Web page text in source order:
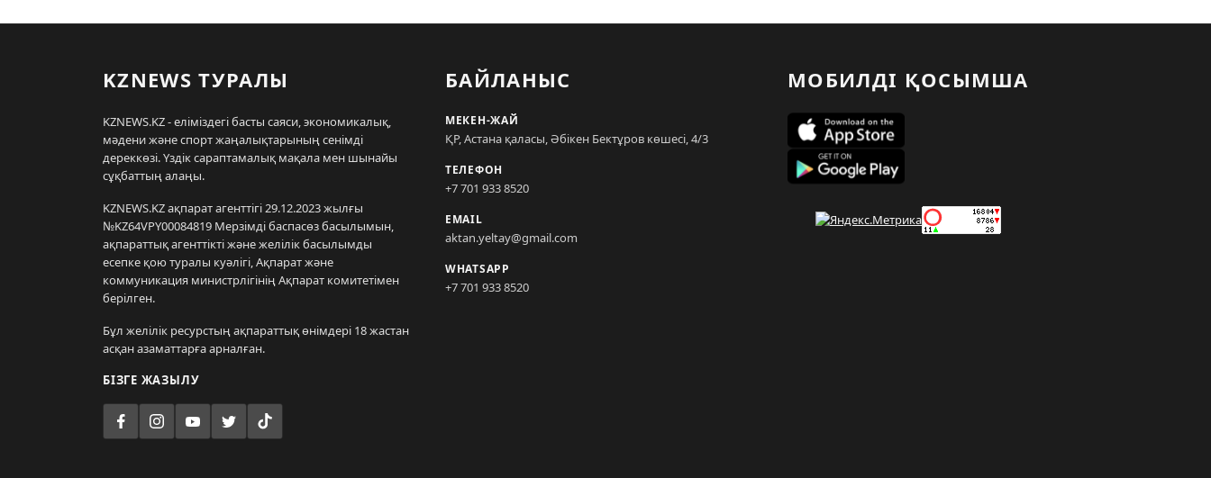
KZNEWS ТУРАЛЫ
KZNEWS.KZ - еліміздегі басты саяси, экономикалық,
мәдени және спорт жаңалықтарының сенімді
дереккөзі. Үздік сараптамалық мақала мен шынайы
сұқбаттың алаңы.
KZNEWS.KZ ақпарат агенттігі 29.12.2023 жылғы
№KZ64VPY00084819 Мерзімді баспасөз басылымын,
ақпараттық агенттікті және желілік басылымды
есепке қою туралы куәлігі, Ақпарат және
коммуникация министрлігінің Ақпарат комитетімен
берілген.
Бұл желілік ресурстың ақпараттық өнімдері 18 жастан
асқан азаматтарға арналған.
БІЗГЕ ЖАЗЫЛУ
БАЙЛАНЫС
МЕКЕН-ЖАЙ
ҚР, Астана қаласы, Әбікен Бектұров көшесі, 4/3
ТЕЛЕФОН
+7 701 933 8520
EMAIL
aktan.yeltay@gmail.com
WHATSAPP
+7 701 933 8520
МОБИЛДІ ҚОСЫМША